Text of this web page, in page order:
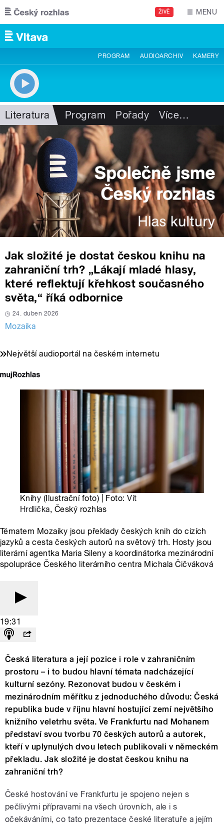
Přejít k hlavnímu obsahu
ŽIVĚ MENU
PROGRAM AUDIOARCHIV KAMERY
Literatura Program Pořady Více…
Jak složité je dostat českou knihu na
zahraniční trh? „Lákají mladé hlasy,
které reflektují křehkost současného
světa,“ říká odbornice
24. duben 2026
Mozaika
Největší audioportál na českém internetu
Knihy (Ilustrační foto) | Foto:Vít
Hrdlička, Český rozhlas
Tématem Mozaiky jsou překlady českých knih do cizích
jazyků a cesta českých autorů na světový trh. Hosty jsou
literární agentka Maria Sileny a koordinátorka mezinárodní
spolupráce Českého literárního centra Michala Čičváková
19:31
Česká literatura a její pozice i role v zahraničním
prostoru – i to budou hlavní témata nadcházející
kulturní sezóny. Rezonovat budou v českém i
mezinárodním měřítku z jednoduchého důvodu: Česká
republika bude v říjnu hlavní hostující zemí největšího
knižního veletrhu světa. Ve Frankfurtu nad Mohanem
představí svou tvorbu 70 českých autorů a autorek,
kteří v uplynulých dvou letech publikovali v německém
překladu. Jak složité je dostat českou knihu na
zahraniční trh?
České hostování ve Frankfurtu je spojeno nejen s
pečlivými přípravami na všech úrovních, ale i s
očekáváními, co tato prezentace české literatuře a jejím